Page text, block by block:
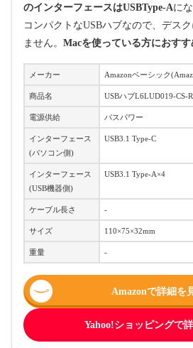
のインターフェースはUSBType-Aに
コンパクトなUSBハブなので、デス
ません。 Macを使っている方におすす
メーカー Amazonベーシック
商品名 USBハブL6LUD019-CS-R
電源供給 バスパワー
インターフェース
(パソコン側)
USB3.1 Type-C
インターフェース
(USB機器側)
USB3.1 Type-A×4
ケーブル長さ -
サイズ 110×75×32mm
重量 -
Amazonで詳細を
Yahoo!ショッピングで